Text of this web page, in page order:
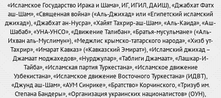
«Исламское Государство Ирака и Шама», ИГ, ИГИЛ, ДАИШ), «Джабхат Фатх
аш-Шам», «Священная война» («Аль-Джихад» или «Египетский исламский
джихад»), «Джабхат ан-Нусра», «Хайят Тахрир-аш-Шам», «Аль-Каида», «Аш-
Шабаб», «УНА-УНСО», «Движение Талибан», «Братья-мусульмане» («Аль-
Ихван аль-Муслимун»), «Меджлис крымско-татарского народа», «Хизб ут-
Тахрир», «Имарат Кавказ» («Кавказский Эмират»), «Исламский джихад –
Джамаат моджахедов», «Нурджулар», «Таблиги Джамаат», «Лашкар-И-
Тайба», «Исламская партия Туркестана», «Исламское движение
Узбекистана», «Исламское движение Восточного Туркестана» (ИДВТ),
«Джунд аш-Шам», «АУМ Синрике», «Братство» Корчинского, «Тризуб им.
Степана Бандеры», «Организация украинских националистов» (ОУН),